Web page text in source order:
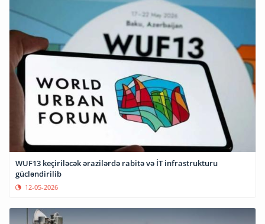
WUF13 keçiriləcək ərazilərdə rabitə və İT infrastrukturu
gücləndirilib
12-05-2026